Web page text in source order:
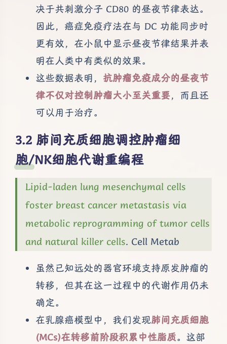
决于共刺激分子 CD80 的昼夜节律表达。
因此，癌症免疫疗法在与 DC 功能同步时
更有效，在小鼠中显示昼夜节律结果并表
明在人类中有类似的效果。
这些数据表明， 抗肿瘤免疫成分的昼夜节
律不仅对控制肿瘤大小至关重要，而且还
可以用于治疗。
肺间充质细胞调控肿瘤细
胞/NK细胞代谢重编程
Lipid-laden lung mesenchymal cells
foster breast cancer metastasis via
metabolic reprogramming of tumor cells
and natural killer cells. Cell Metab
虽然已知远处的器官环境支持原发肿瘤的
转移，但其在这一过程中的代谢作用仍未
确定。
在乳腺癌模型中，我们发现肺间充质细胞
(MCs)在转移前阶段积累中性脂质。这部